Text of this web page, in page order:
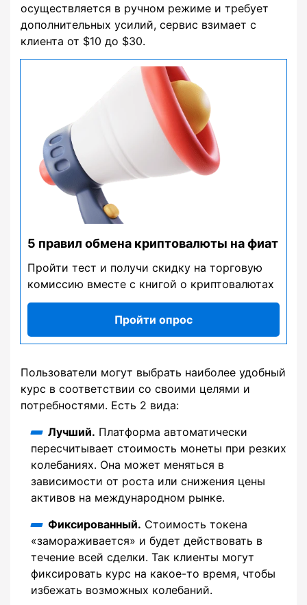
осуществляется в ручном режиме и требует
дополнительных усилий, сервис взимает с
клиента от $10 до $30.
5 правил обмена криптовалюты на фиат
Пройти тест и получи скидку на торговую
комиссию вместе с книгой о криптовалютах
Пройти опрос
Пользователи могут выбрать наиболее удобный
курс в соответствии со своими целями и
потребностями. Есть 2 вида:
Лучший. Платформа автоматически
пересчитывает стоимость монеты при резких
колебаниях. Она может меняться в
зависимости от роста или снижения цены
активов на международном рынке.
Фиксированный. Стоимость токена
«замораживается» и будет действовать в
течение всей сделки. Так клиенты могут
фиксировать курс на какое-то время, чтобы
избежать возможных колебаний.